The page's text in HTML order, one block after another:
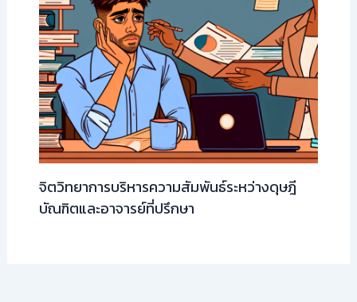
จิตวิทยาการบริหารความสัมพันธ์ระหว่างดุษฎี
บัณฑิตและอาจารย์ที่ปรึกษา